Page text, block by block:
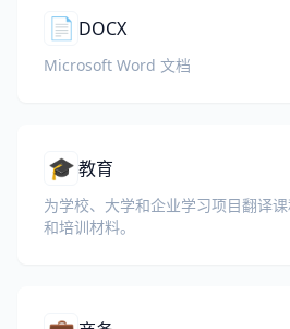
📄 DOCX
Microsoft Word 文档
🎓教育
为学校、大学和企业学习项目翻译
和培训材料。